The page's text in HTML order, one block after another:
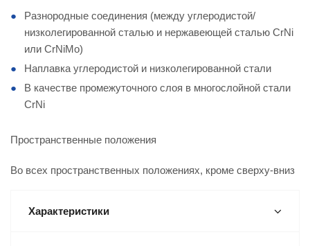
Разнородные соединения (между углеродистой/
низколегированной сталью и нержавеющей сталью CrNi
или CrNiMo)
Наплавка углеродистой и низколегированной стали
В качестве промежуточного слоя в многослойной стали
CrNi
Пространственные положения
Во всех пространственных положениях, кроме сверху-вниз
Характеристики